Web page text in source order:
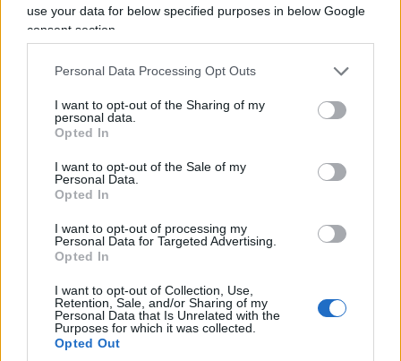
use your data for below specified purposes in below Google
consent section.
Personal Data Processing Opt Outs
I want to opt-out of the Sharing of my
personal data.
Opted In
I want to opt-out of the Sale of my
Personal Data.
Opted In
I want to opt-out of processing my
Personal Data for Targeted Advertising.
Opted In
I want to opt-out of Collection, Use,
Retention, Sale, and/or Sharing of my
Personal Data that Is Unrelated with the
Purposes for which it was collected.
Opted Out